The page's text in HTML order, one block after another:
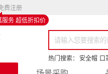
费注册
服务 超低折扣价
热门搜索： 安全帽 口